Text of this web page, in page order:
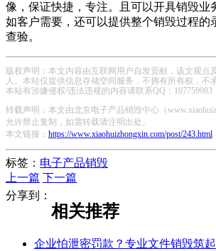
像，保证快捷，专注。且可以开具销毁业
如客户需要，还可以提供整个销毁过程的
查验。
版权声明：本文内容由互联网用户自发贡献，该文观点
人。本站仅提供信息存储空间服务，不拥有所有权，不
本站有涉嫌侵权/违法违规的内容请联系QQ：107759983
转载声明：本文由北京电子产品销毁中心（
允许禁止复制，如需转载请注明出处。
本文链接： https://www.xiaohuizhongxin.com/post/243.html
标签： 电子产品销毁
上一篇 下一篇
分享到：
相关推荐
企业怕泄密罚款？专业文件销毁筑